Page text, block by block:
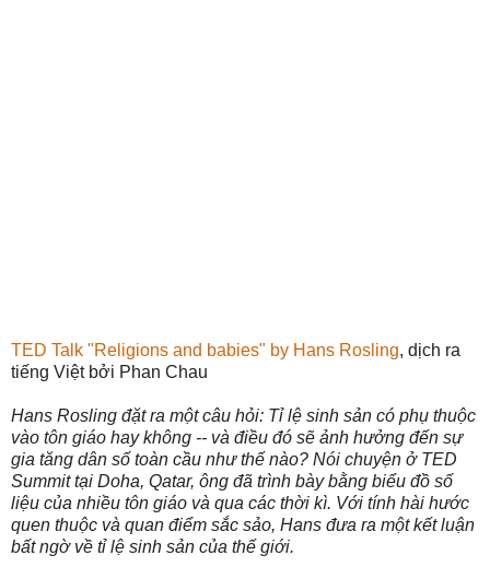
TED Talk "Religions and babies" by Hans Rosling, dịch ra
tiếng Việt bởi Phan Chau
Hans Rosling đặt ra một câu hỏi: Tỉ lệ sinh sản có phụ thuộc
vào tôn giáo hay không -- và điều đó sẽ ảnh hưởng đến sự
gia tăng dân số toàn cầu như thế nào? Nói chuyện ở TED
Summit tại Doha, Qatar, ông đã trình bày bằng biểu đồ số
liệu của nhiều tôn giáo và qua các thời kì. Với tính hài hước
quen thuộc và quan điểm sắc sảo, Hans đưa ra một kết luận
bất ngờ về tỉ lệ sinh sản của thế giới.